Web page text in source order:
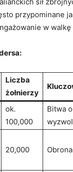
przypominane
w
Liczba
żołnierzy
ok.
100,000
Bitwa
20,000